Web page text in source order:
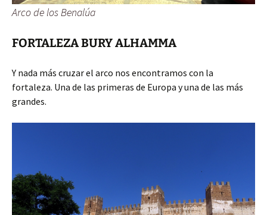
Arco de los Benalúa
FORTALEZA BURY ALHAMMA
Y nada más cruzar el arco nos encontramos con la
fortaleza. Una de las primeras de Europa y una de las más
grandes.